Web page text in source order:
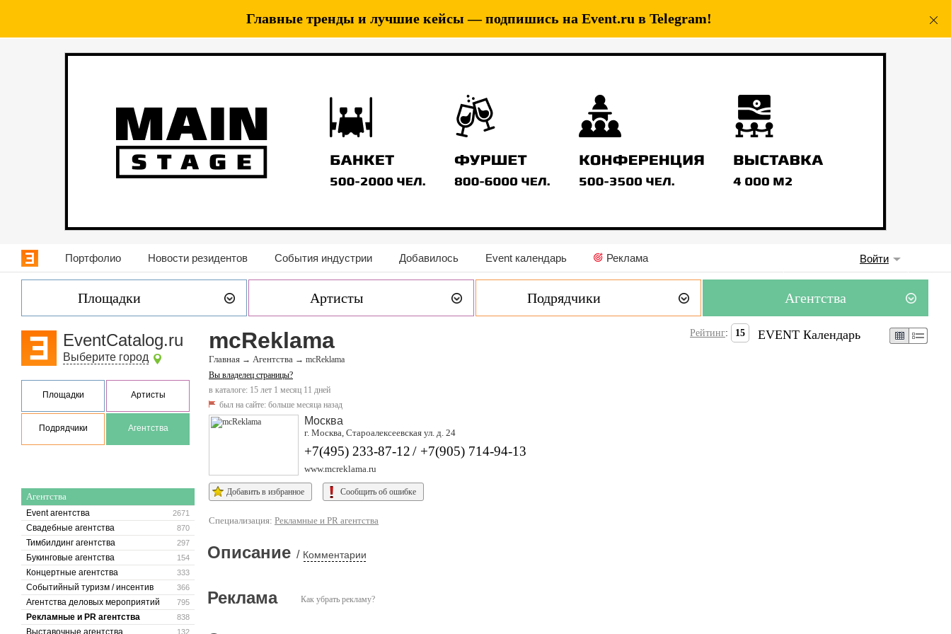
Главные тренды и лучшие кейсы — подпишись на Event.ru в Telegram!
Портфолио Новости резидентов События индустрии Добавилось Event календарь Реклама Войти
Площадки Артисты Подрядчики Агентства
EventCatalog.ru
Выберите город
Площадки Артисты
Подрядчики Агентства
Агентства
2671
Event агентства
870
Свадебные агентства
297
Тимбилдинг агентства
154
Букинговые агентства
333
Концертные агентства
366
Событийный туризм / инсентив
795
Агентства деловых мероприятий
838
Рекламные и PR агентства
132
Выставочные агентства
mcReklama
Главная → Агентства → mcReklama
Вы владелец страницы?
в каталоге: 15 лет 1 месяц 11 дней
был на сайте: больше месяца назад
Рейтинг: 15
Москва
г. Москва, Староалексеевская ул. д. 24
+7(495) 233-87-12/ +7(905) 714-94-13
www.mcreklama.ru
Добавить в избранное Сообщить об ошибке
Специализация: Рекламные и PR агентства
Описание / Комментарии
Как убрать рекламу?
Реклама
EVENT Календарь